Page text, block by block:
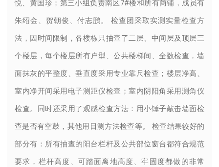
悦、黄国珍；第三小组负责南区7#楼和所有商铺，成员有
朱绍金、贺朝俊、付志鹏。 检查团采取实测实量检查方
法，因时间限制，各楼栋只抽查了二层、中间层及顶层三
个楼层，每个楼层所有户型、公共楼梯间、全数检查，墙
面抹灰的平整度、垂直度采用专业靠尺检查；楼层净高、
室内净开间采用电子测距仪检查；室内阴阳角采用测角仪
检查。同时还采用了观感检查方法：用小锤子敲击墙面检
查是否有空鼓，其他用目测方法检查等。 检查结果较好的
部分有：所有抽查的阳台栏杆及公共部位窗台都符合规范
要求，栏杆高度、可踏面离地高度、牢固度都做的非常